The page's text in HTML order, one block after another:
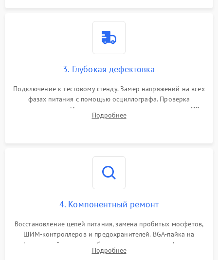
3. Глубокая дефектовка
Подключение к тестовому стенду. Замер напряжений на всех
фазах питания с помощью осциллографа. Проверка
инициализации. Использование специализированного ПО
MATS
Подробнее
4. Компонентный ремонт
Восстановление цепей питания, замена пробитых мосфетов,
ШИМ-контроллеров и предохранителей. BGA-пайка на
инфракрасной станции реболлинг или замена графического
чипа и дефектной памяти GDDR. Прошивка BIOS
Подробнее